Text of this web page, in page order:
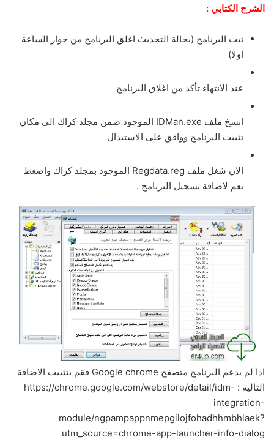
الشرح الكتابي :
ثبت البرنامج (بحالة التحديث اغلق البرنامج من جوار الساعة
اولا)
عند الانتهاء تأكد من اغلاق البرنامج
انسخ ملف IDMan.exe الموجود ضمن مجلد كراك الى مكان
تثبيت البرنامج ووافق على الاستبدال
الان شغل ملف Regdata.reg الموجود بمجلد كراك واضغط
نعم لاضافة تسجيل البرنامج .
اذا لم يدعم البرنامج متصفح Google chrome فقم بتثبيت الاضافة
التالية : https://chrome.google.com/webstore/detail/idm-
integration-
module/ngpampappnmepgilojfohadhhmbhlaek?
utm_source=chrome-app-launcher-info-dialog